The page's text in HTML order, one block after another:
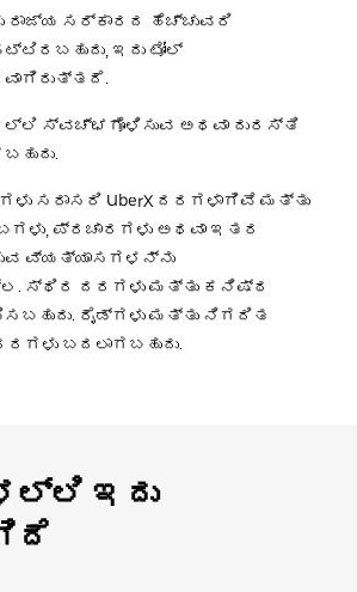
ರಾಜ್ಯ ಸರ್ಕಾರದ ಹೆಚ್ಚುವರಿ
ಇದು ಟೋಲ್
ಸ್ವಚ್ಛಗೊಳಿಸುವ ಅಥವಾ ದುರಸ್ತಿ
ಸರಾಸರಿ UberX ದರಗಳಾಗಿವೆ ಮತ್ತು
ಪ್ರಚಾರಗಳು ಅಥವಾ ಇತರ
ವ್ಯತ್ಯಾಸಗಳನ್ನು
ಸ್ಥಿರ ದರಗಳು ಮತ್ತು ಕನಿಷ್ಠ
ರೈಡ್‌ಗಳು ಮತ್ತು ನಿಗದಿತ
ಬದಲಾಗಬಹುದು.
ಇದು